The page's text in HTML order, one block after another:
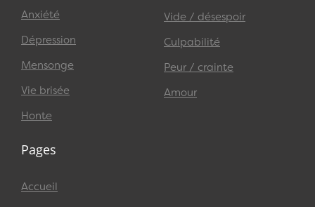
Anxiété
Dépression
Mensonge
Vie brisée
Honte
Vide / désespoir
Culpabilité
Peur / crainte
Amour
Pages
Accueil